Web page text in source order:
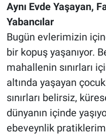
Aynı Evde Yaşayan,
Yabancılar
Bugün evlerimizin
bir kopuş yaşanıyor.
mahallenin sınırları
altında yaşayan
sınırları belirsiz,
dünyanın içinde
ebeveynlik